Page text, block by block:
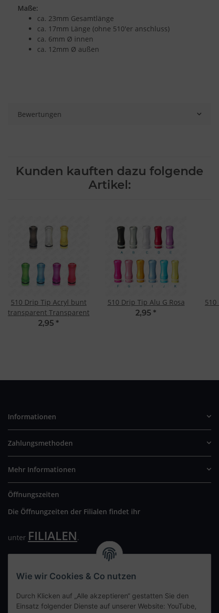
Maße:
ca. 23mm Gesamtlänge
ca. 17mm Länge (ohne 510'er anschluss)
ca. 6mm Ø innen
ca. 12mm Ø außen
Bewertungen
Kunden kauften dazu folgende
Artikel:
510 Drip Tip Acryl bunt
transparent Transparent
2,95 *
510 Drip Tip Alu G Rosa
2,95 *
Informationen
Zahlungsmethoden
Mehr Informationen
Öffnungszeiten
Die Öffnungzeiten der Filialen findet ihr
unter FILIALEN.
Wir freuen uns auf Euren Besuch. Bitte beachtet die
Wie wir Cookies & Co nutzen
Durch Klicken auf „Alle akzeptieren“ gestatten Sie den
Einsatz folgender Dienste auf unserer Website: YouTube,